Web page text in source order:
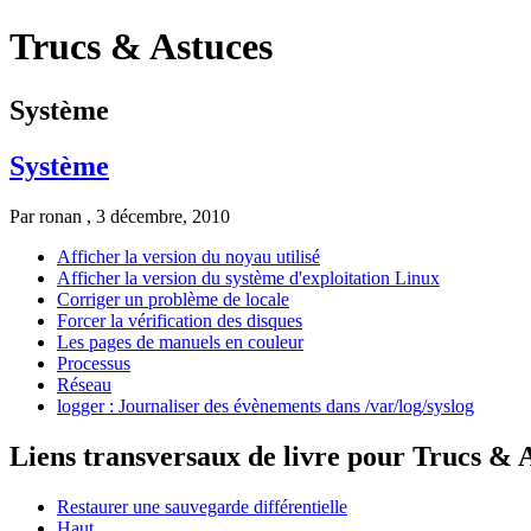
Trucs & Astuces
Système
Système
Parronan , 3 décembre, 2010
Afficher la version du noyau utilisé
Afficher la version du système d'exploitation Linux
Corriger un problème de locale
Forcer la vérification des disques
Les pages de manuels en couleur
Processus
Réseau
logger : Journaliser des évènements dans /var/log/syslog
Liens transversaux de livre pour Trucs &
Restaurer une sauvegarde différentielle